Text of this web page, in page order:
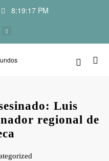
8:19:17 PM
Luis
regional de